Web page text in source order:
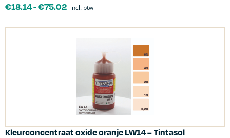
€18.14-€75.02 incl. btw
Kleurconcentraat oxide oranje LW14 – Tintasol